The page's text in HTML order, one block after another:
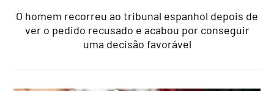
O homem recorreu ao tribunal espanhol depois de
ver o pedido recusado e acabou por conseguir
uma decisão favorável